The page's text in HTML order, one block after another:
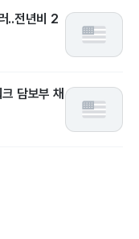
..전년비 2
담보부 채